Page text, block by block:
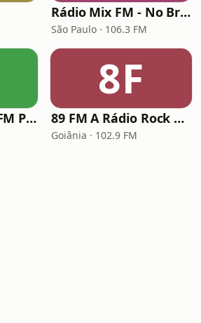
Rádio Mix FM - No Break
São Paulo · 106.3 FM
Rádio Atlântida FM Porto Alegre
8F
89 FM A Rádio Rock Goiânia
Goiânia · 102.9 FM